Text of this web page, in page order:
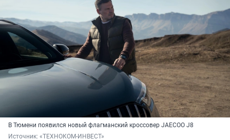
В Тюмени появился новый флагманский кроссовер JAECOO J8
Источник: «ТЕХНОКОМ-ИНВЕСТ»